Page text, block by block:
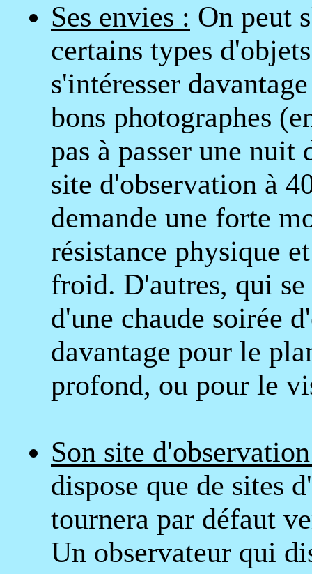
Ses envies : On peut
certains types
s'intéresser
bons photographes
pas à passer une
site d'observation à
demande une forte
résistance physique
froid. D'autres, qui
d'une chaude soirée
davantage pour le
profond, ou pour le
Son site
dispose que de sites
tournera par défaut
Un observateur qui